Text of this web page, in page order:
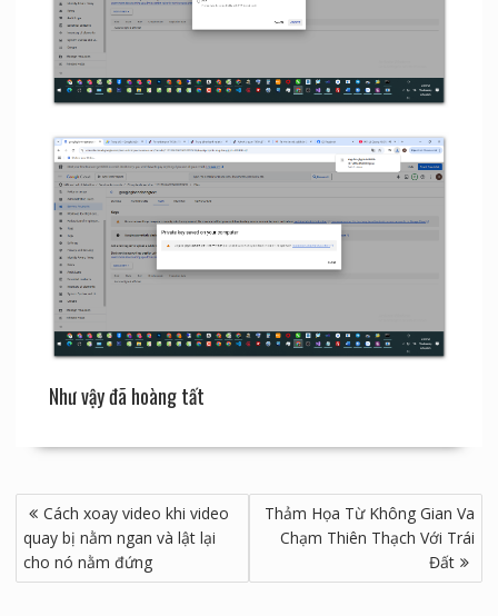
Như vậy đã hoàng tất
Điều
hướng
bài
viết
Cách xoay video khi video
quay bị nằm ngan và lật lại
cho nó nằm đứng
Thảm Họa Từ Không Gian Va
Chạm Thiên Thạch Với Trái
Đất